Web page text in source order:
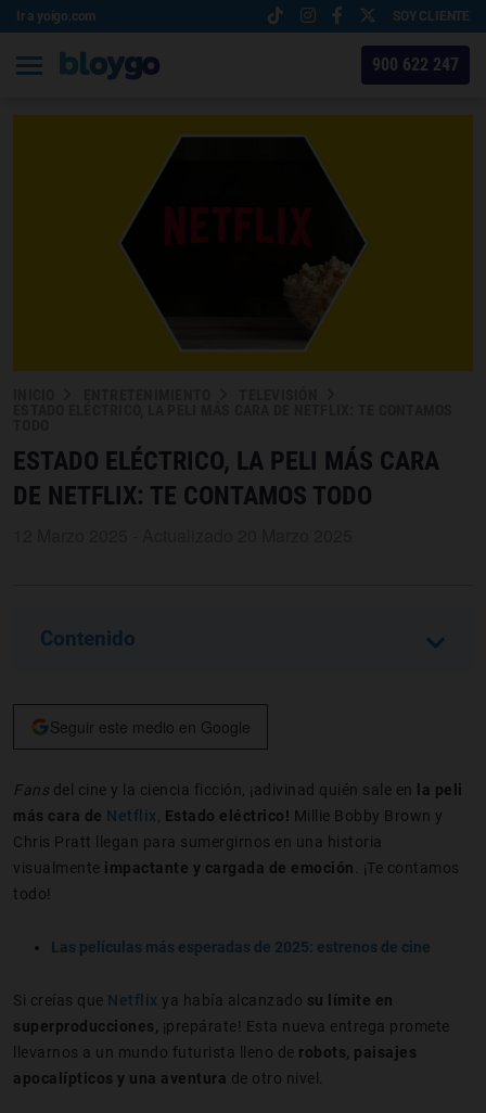
Ir a yoigo.com SOY CLIENTE
900 622 247
ESTADO ELÉCTRICO, LA PELI MÁS CARA
DE NETFLIX: TE CONTAMOS TODO
Contenido
Seguir este medio en Google
Fans del cine y la ciencia ficción, ¡adivinad quién sale en
la peli
más cara de Netflix, Estado eléctrico! Millie Bobby Brown y
Chris Pratt llegan para sumergirnos en una historia
visualmente impactante y cargada de emoción . ¡Te contamos
todo!
Las películas más esperadas de 2025: estrenos de cine
Si creías que Netflix ya había alcanzado su límite en
superproducciones, ¡prepárate! Esta nueva entrega promete
llevarnos a un mundo futurista lleno de robots, paisajes
apocalípticos y una aventura de otro nivel.